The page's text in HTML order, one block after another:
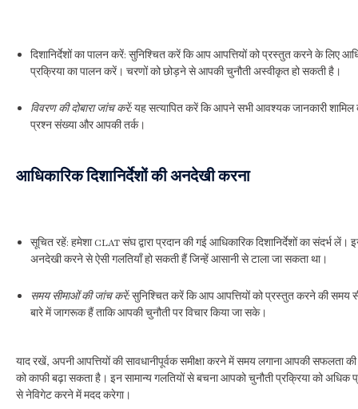
दिशानिर्देशों का पालन करें: सुनिश्चित करें कि आप आपत्तियों को प्रस्तुत करने के लिए
प्रक्रिया का पालन करें। चरणों को छोड़ने से आपकी चुनौती अस्वीकृत हो सकती है।
विवरण की दोबारा जांच करें:यह सत्यापित करें कि आपने सभी आवश्यक जानकारी
प्रश्न संख्या और आपकी तर्क।
आधिकारिक दिशानिर्देशों की अनदेखी करना
सूचित रहें: हमेशा CLAT संघ द्वारा प्रदान की गई आधिकारिक दिशानिर्देशों का संदर्भ लें।
अनदेखी करने से ऐसी गलतियाँ हो सकती हैं जिन्हें आसानी से टाला जा सकता था।
समय सीमाओं की जांच करें:सुनिश्चित करें कि आप आपत्तियों को प्रस्तुत करने की समय
बारे में जागरूक हैं ताकि आपकी चुनौती पर विचार किया जा सके।
याद रखें, अपनी आपत्तियों की सावधानीपूर्वक समीक्षा करने में समय लगाना आपकी सफलता
को काफी बढ़ा सकता है। इन सामान्य गलतियों से बचना आपको चुनौती प्रक्रिया को अधिक
से नेविगेट करने में मदद करेगा।